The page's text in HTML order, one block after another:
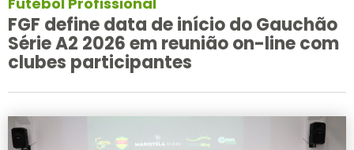
FGF define data de início do Gauchão
Série A2 2026 em reunião on-line com
clubes participantes